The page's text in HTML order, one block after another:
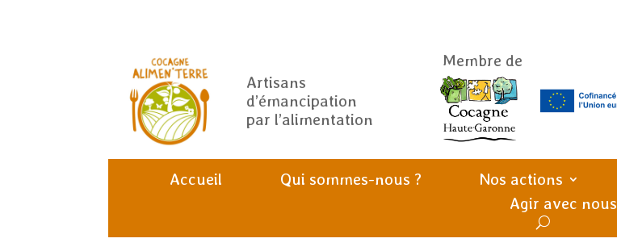
Artisans
d’émancipation
par l’alimentation
Membre de
Accueil Qui sommes-nous ? Nos actions
Agir avec nous